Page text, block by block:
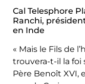
Cal Telesphore
Ranchi,
en Inde
« Mais le Fils de
trouvera-t-il la foi
Père Benoît XVI,